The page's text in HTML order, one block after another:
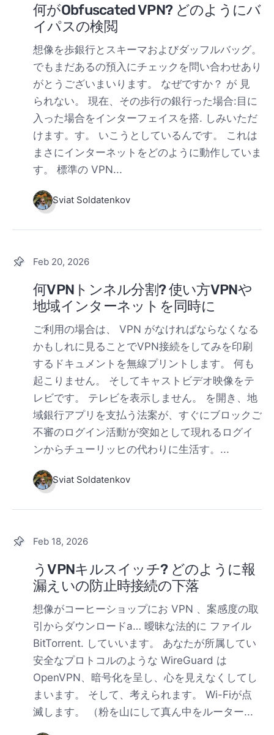
何がObfuscated VPN? どのようにバ
イパスの検閲
想像を歩銀行とスキーマおよびダッフルバッグ。
でもまだあるの預入にチェックを問い合わせあり
がとうございまいります。 なぜですか？ が 見
られない。 現在、その歩行の銀行った場合:目に
入った場合をインターフェイスを搭. しみいただ
けます。す。 いこうとしているんです。 これは
まさにインターネットをどのように動作していま
す。 標準の VPN...
Sviat Soldatenkov
Feb 20, 2026
何VPNトンネル分割? 使い方VPNや
地域インターネットを同時に
ご利用の場合は、 VPN がなければならなくなる
かもしれに見ることでVPN接続をしてみを印刷
するドキュメントを無線プリントします。 何も
起こりません。 そしてキャストビデオ映像をテ
レビです。 テレビを表示しません。 を開き、地
域銀行アプリを支払う法案が、すぐにブロックご
不審のログイン活動’が突如として現れるログイ
ンからチューリッヒの代わりに生活す。...
Sviat Soldatenkov
Feb 18, 2026
うVPNキルスイッチ? どのように報
漏えいの防止時接続の下落
想像がコーヒーショップにお VPN 、案感度の取
引からダウンロードa… 曖昧な法的に ファイル
BitTorrent. していいます。 あなたが所属してい
安全なプロトコルのような WireGuard は
OpenVPN、暗号化を呈し、心を見えなくしてし
まいます。 そして、考えられます。 Wi-Fiが点
滅します。 （粉を山にして真ん中をルーター...